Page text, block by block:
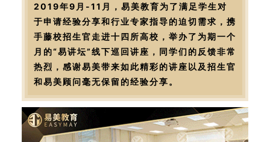
2019年9月-11月，易美教育为了满足学生对
于申请经验分享和行业专家指导的迫切需求，携
手藤校招生官走进十四所高校，举办了为期一个
月的“易讲坛”线下巡回讲座，同学们的反馈非常
热烈，感谢易美带来如此精彩的讲座以及招生官
和易美顾问毫无保留的经验分享。